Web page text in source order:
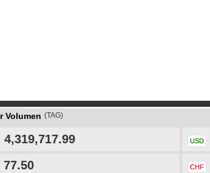
Volumen (TAG)
4,319,717.99 USD
77.50 CHF